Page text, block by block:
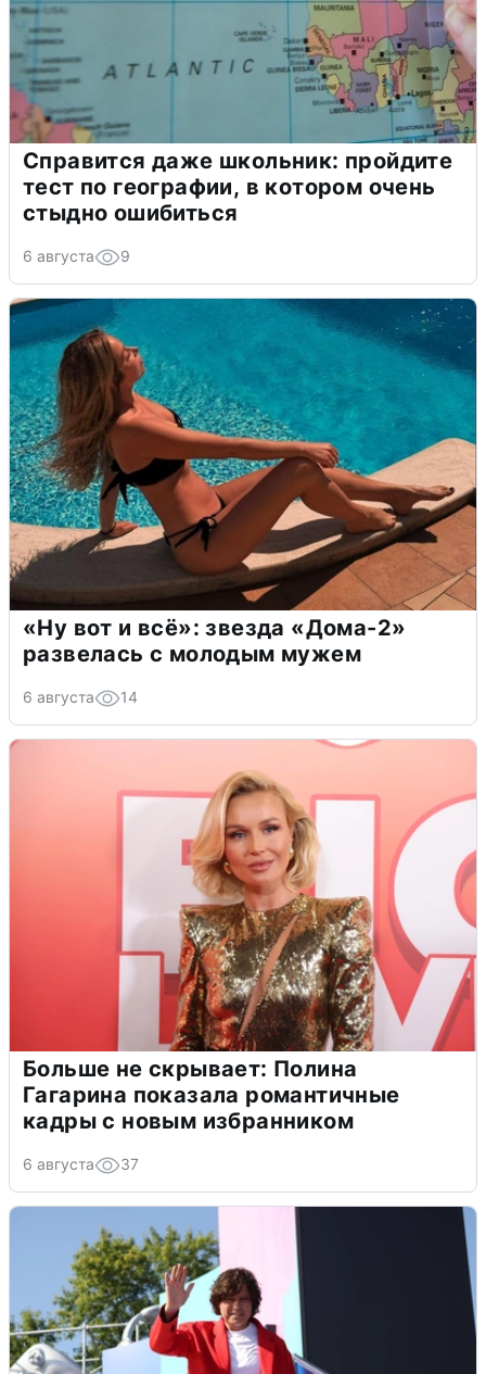
Справится даже школьник: пройдите
тест по географии, в котором очень
стыдно ошибиться
6 августа 9
«Ну вот и всё»: звезда «Дома-2»
развелась с молодым мужем
6 августа 14
Больше не скрывает: Полина
Гагарина показала романтичные
кадры с новым избранником
6 августа 37